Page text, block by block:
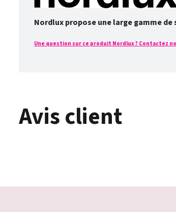
Nordlux propose une large gamme
Une question sur ce produit Nordlux ? Contactez
Avis client